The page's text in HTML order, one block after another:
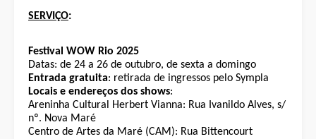
SERVIÇO:
Festival WOW Rio 2025
Datas: de 24 a 26 de outubro, de sexta a domingo
Entrada gratuita: retirada de ingressos pelo Sympla
Locais e endereços dos shows:
Areninha Cultural Herbert Vianna: Rua Ivanildo Alves, s/
nº. Nova Maré
Centro de Artes da Maré (CAM): Rua Bittencourt